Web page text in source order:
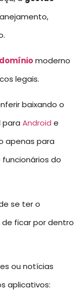
moderno
legais.
baixando o
para Android e
apenas para
do
se ter o
ficar por dentro
ou notícias
aplicativos: